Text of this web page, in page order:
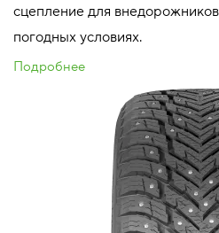
сцепление для
погодных условиях.
Подробнее